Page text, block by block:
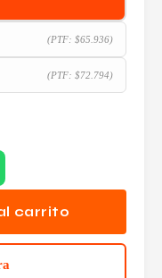
(PTF: $65.936)
(PTF: $72.794)
carrito